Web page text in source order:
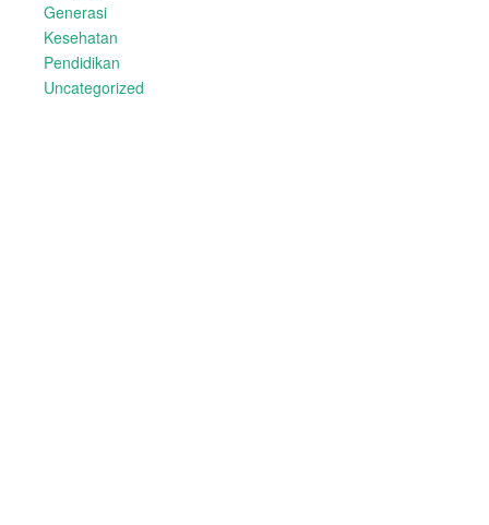
Generasi
Kesehatan
Pendidikan
Uncategorized